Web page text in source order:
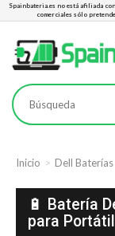
Spainbateria.es no está afiliada
comerciales sólo
Inicio Dell Baterías
🔋 Batería
para Portátil